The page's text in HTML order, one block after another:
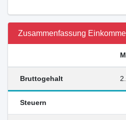
Zusammenfassung
Bruttogehalt
Steuern